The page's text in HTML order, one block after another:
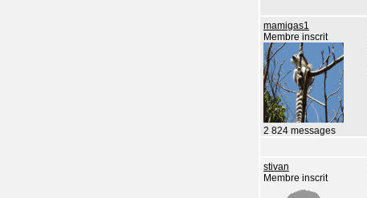
mamigas1
Membre inscrit
2 824 messages
stivan
Membre inscrit